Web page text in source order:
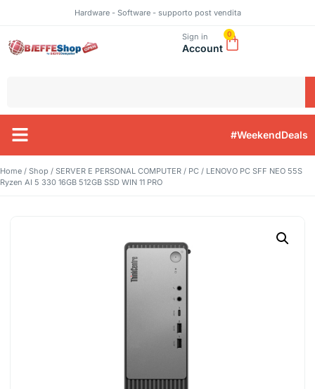
Hardware - Software - supporto post vendita
Sign in
Account
0
#WeekendDeals
Home / Shop / SERVER E PERSONAL COMPUTER / PC / LENOVO PC SFF NEO 55S
Ryzen AI 5 330 16GB 512GB SSD WIN 11 PRO